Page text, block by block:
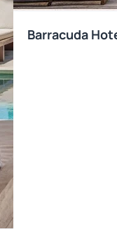
Barracuda